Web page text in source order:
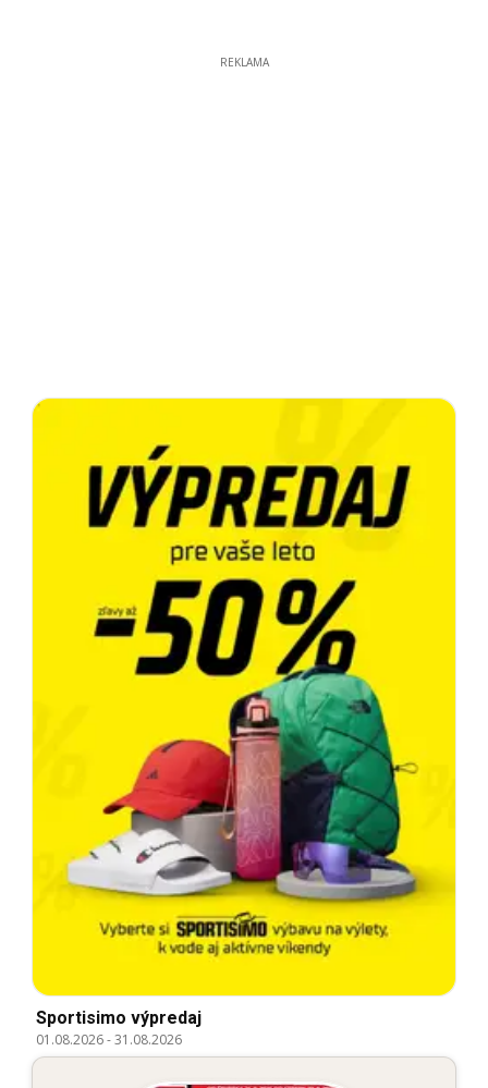
REKLAMA
Sportisimo výpredaj
01.08.2026-31.08.2026